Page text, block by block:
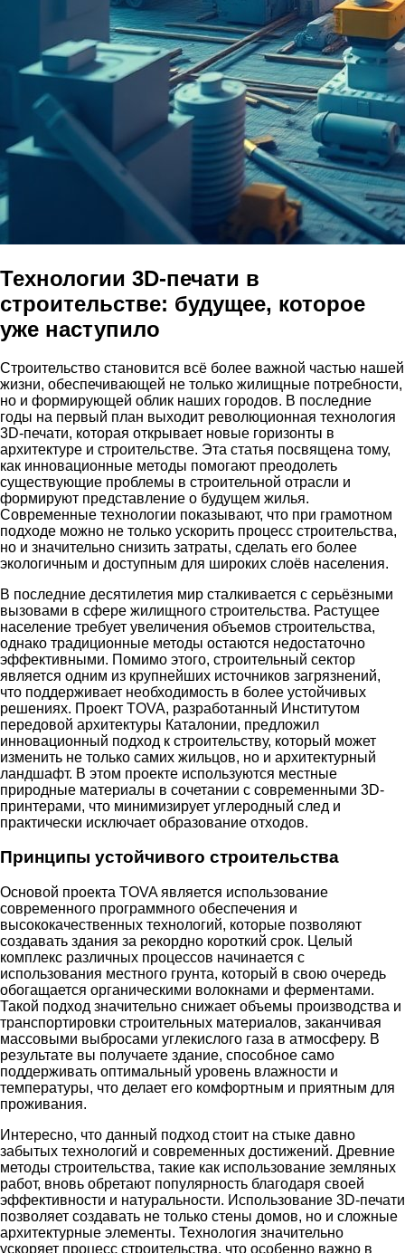
Технологии 3D-печати в
строительстве: будущее, которое
уже наступило
Строительство становится всё более важной частью нашей
жизни, обеспечивающей не только жилищные потребности,
но и формирующей облик наших городов. В последние
годы на первый план выходит революционная технология
3D-печати, которая открывает новые горизонты в
архитектуре и строительстве. Эта статья посвящена тому,
как инновационные методы помогают преодолеть
существующие проблемы в строительной отрасли и
формируют представление о будущем жилья.
Современные технологии показывают, что при грамотном
подходе можно не только ускорить процесс строительства,
но и значительно снизить затраты, сделать его более
экологичным и доступным для широких слоёв населения.
В последние десятилетия мир сталкивается с серьёзными
вызовами в сфере жилищного строительства. Растущее
население требует увеличения объемов строительства,
однако традиционные методы остаются недостаточно
эффективными. Помимо этого, строительный сектор
является одним из крупнейших источников загрязнений,
что поддерживает необходимость в более устойчивых
решениях. Проект TOVA, разработанный Институтом
передовой архитектуры Каталонии, предложил
инновационный подход к строительству, который может
изменить не только самих жильцов, но и архитектурный
ландшафт. В этом проекте используются местные
природные материалы в сочетании с современными 3D-
принтерами, что минимизирует углеродный след и
практически исключает образование отходов.
Принципы устойчивого строительства
Основой проекта TOVA является использование
современного программного обеспечения и
высококачественных технологий, которые позволяют
создавать здания за рекордно короткий срок. Целый
комплекс различных процессов начинается с
использования местного грунта, который в свою очередь
обогащается органическими волокнами и ферментами.
Такой подход значительно снижает объемы производства и
транспортировки строительных материалов, заканчивая
массовыми выбросами углекислого газа в атмосферу. В
результате вы получаете здание, способное само
поддерживать оптимальный уровень влажности и
температуры, что делает его комфортным и приятным для
проживания.
Интересно, что данный подход стоит на стыке давно
забытых технологий и современных достижений. Древние
методы строительства, такие как использование земляных
работ, вновь обретают популярность благодаря своей
эффективности и натуральности. Использование 3D-печати
позволяет создавать не только стены домов, но и сложные
архитектурные элементы. Технология значительно
ускоряет процесс строительства, что особенно важно в